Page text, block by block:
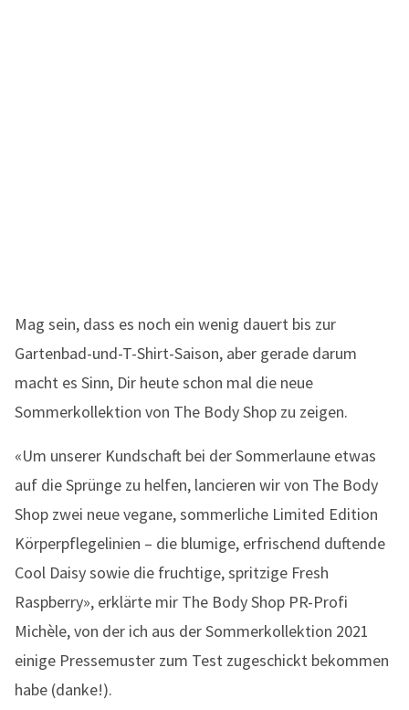
Mag sein, dass es noch ein wenig dauert bis zur
Gartenbad-und-T-Shirt-Saison, aber gerade darum
macht es Sinn, Dir heute schon mal die neue
Sommerkollektion von The Body Shop zu zeigen.
«Um unserer Kundschaft bei der Sommerlaune etwas
auf die Sprünge zu helfen, lancieren wir von The Body
Shop zwei neue vegane, sommerliche Limited Edition
Körperpflegelinien – die blumige, erfrischend duftende
Cool Daisy sowie die fruchtige, spritzige Fresh
Raspberry», erklärte mir The Body Shop PR-Profi
Michèle, von der ich aus der Sommerkollektion 2021
einige Pressemuster zum Test zugeschickt bekommen
habe (danke!).